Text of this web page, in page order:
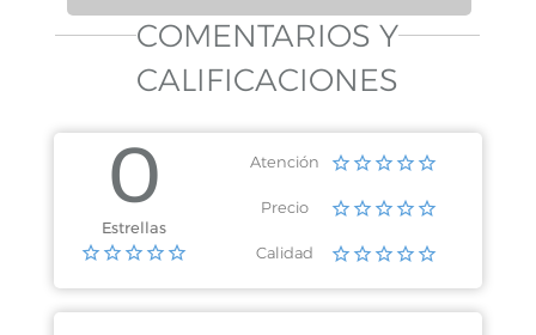
COMENTARIOS Y
CALIFICACIONES
0
Estrellas
Atención
Precio
Calidad